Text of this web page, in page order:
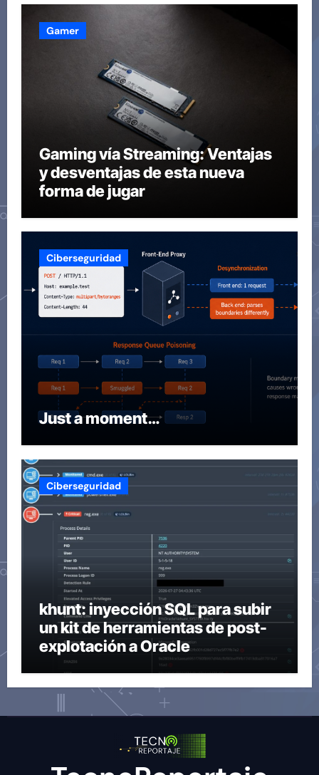
Gamer
Gaming vía Streaming: Ventajas
y desventajas de esta nueva
forma de jugar
Ciberseguridad
Just a moment…
Ciberseguridad
khunt: inyección SQL para subir
un kit de herramientas de post-
explotación a Oracle